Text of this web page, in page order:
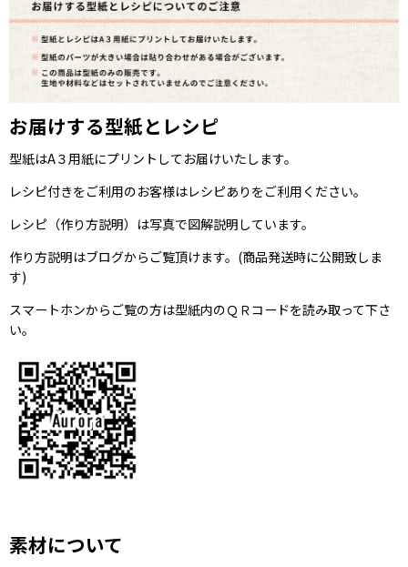
お届けする型紙とレシピ
型紙はA３用紙にプリントしてお届けいたします。
レシピ付きをご利用のお客様はレシピありをご利用ください。
レシピ（作り方説明）は写真で図解説明しています。
作り方説明はブログからご覧頂けます。(商品発送時に公開致しま
す)
スマートホンからご覧の方は型紙内のＱＲコードを読み取って下さ
い。
素材について